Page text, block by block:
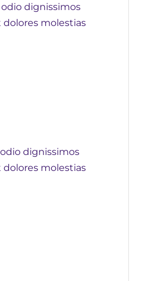
odio dignissimos
molestias
dignissimos
molestias